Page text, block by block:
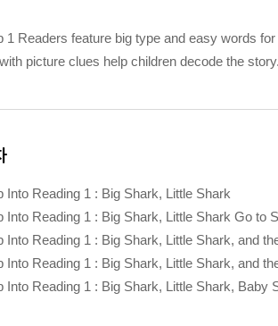
1 Readers feature big type and easy words
picture clues help children decode the
Into Reading 1 : Big Shark, Little Shark
Into Reading 1 : Big Shark, Little Shark Go to
Into Reading 1 : Big Shark, Little Shark, and
Into Reading 1 : Big Shark, Little Shark, and
Into Reading 1 : Big Shark, Little Shark, Baby